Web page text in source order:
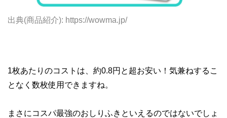
出典(商品紹介): https://wowma.jp/
1枚あたりのコストは、約0.8円と超お安い！気兼ねするこ
となく数枚使用できますね。
まさにコスパ最強のおしりふきといえるのではないでしょ